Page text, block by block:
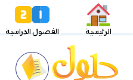
الرئيسية الفصول الدراسية